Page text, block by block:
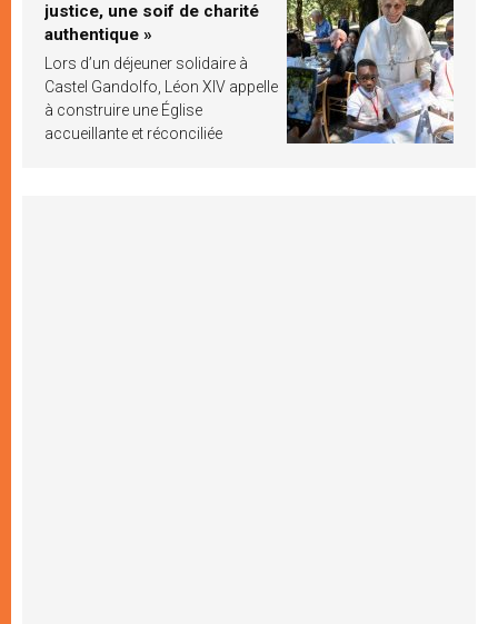
justice, une soif de charité
authentique »
Lors d’un déjeuner solidaire à
Castel Gandolfo, Léon XIV appelle
à construire une Église
accueillante et réconciliée